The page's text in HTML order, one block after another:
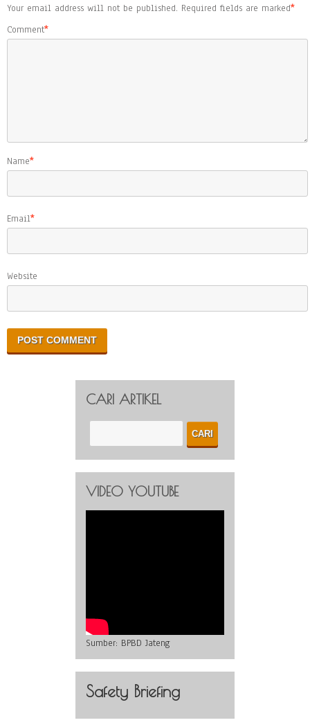
Your email address will not be published. Required fields are marked*
Comment*
Name*
Email*
Website
CARI ARTIKEL
VIDEO YOUTUBE
Sumber: BPBD Jateng
Safety Briefing